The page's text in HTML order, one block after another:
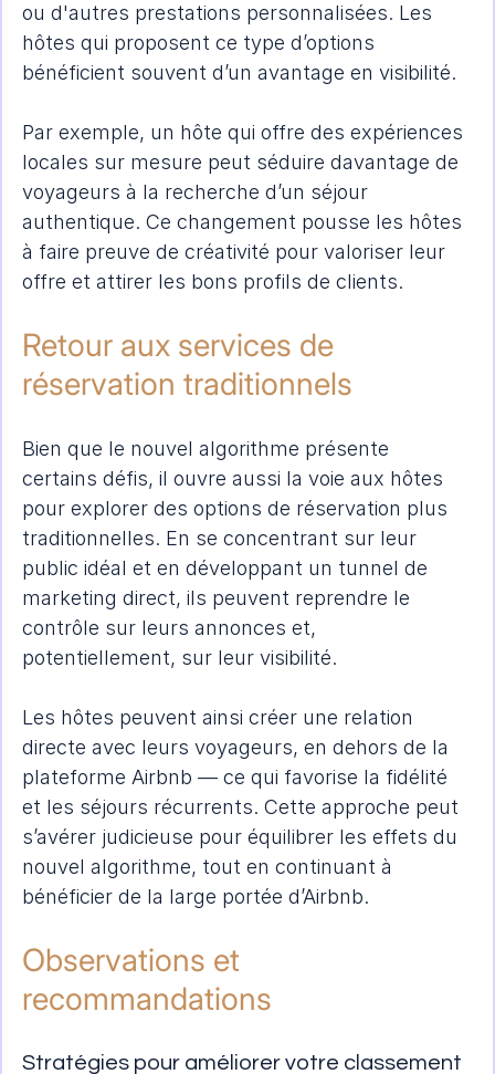
ou d'autres prestations personnalisées. Les
hôtes qui proposent ce type d’options
bénéficient souvent d’un avantage en visibilité.
Par exemple, un hôte qui offre des expériences
locales sur mesure peut séduire davantage de
voyageurs à la recherche d’un séjour
authentique. Ce changement pousse les hôtes
à faire preuve de créativité pour valoriser leur
offre et attirer les bons profils de clients.
Retour aux services de
réservation traditionnels
Bien que le nouvel algorithme présente
certains défis, il ouvre aussi la voie aux hôtes
pour explorer des options de réservation plus
traditionnelles. En se concentrant sur leur
public idéal et en développant un tunnel de
marketing direct, ils peuvent reprendre le
contrôle sur leurs annonces et,
potentiellement, sur leur visibilité.
Les hôtes peuvent ainsi créer une relation
directe avec leurs voyageurs, en dehors de la
plateforme Airbnb — ce qui favorise la fidélité
et les séjours récurrents. Cette approche peut
s’avérer judicieuse pour équilibrer les effets du
nouvel algorithme, tout en continuant à
bénéficier de la large portée d’Airbnb.
Observations et
recommandations
Stratégies pour améliorer votre classement